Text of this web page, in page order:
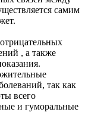
самим
, а также
так как
всего
и гуморальные